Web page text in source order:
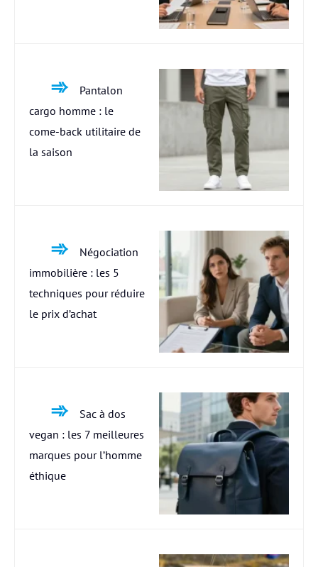
Pantalon
cargo homme : le
come-back utilitaire de
la saison
Négociation
immobilière : les 5
techniques pour réduire
le prix d’achat
Sac à dos
vegan : les 7 meilleures
marques pour l’homme
éthique